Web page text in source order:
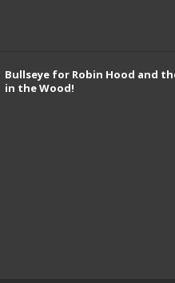
Bullseye for Robin Hood and
in the Wood!